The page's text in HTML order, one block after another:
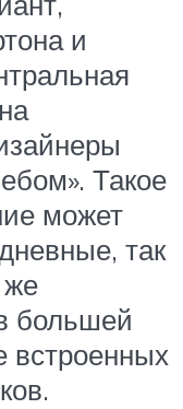
и
Такое
может
так
большей
встроенных